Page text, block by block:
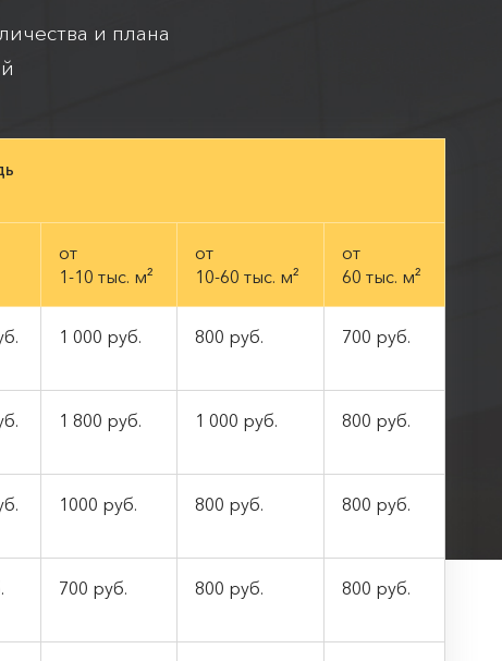
и плана
от
1-10 тыс. м²
от
10-60 тыс. м²
от
60 тыс. м²
1 000 руб. 800 руб. 700 руб.
1 800 руб. 1 000 руб. 800 руб.
1000 руб. 800 руб. 800 руб.
700 руб. 800 руб. 800 руб.